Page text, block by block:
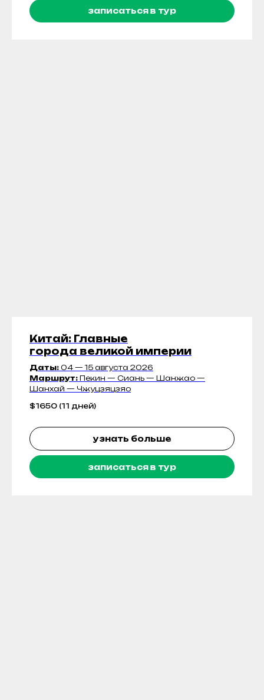
Добавь к любому
туру пляжный
отдых
от $540
Что включено
Хочу на Хайнань!
записаться в тур
Китай: Главные
города великой империи
Даты: 04 — 15 августа 2026
Маршрут: Пекин — Сиань — Шанжао —
Шанхай — Чжуцзяцзяо
$1650 (11 дней)
узнать больше
записаться в тур